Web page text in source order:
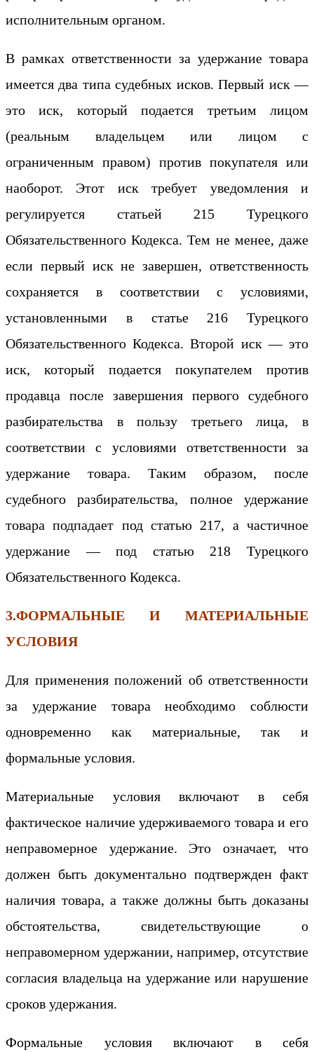
исполнительным органом.
В рамках ответственности за удержание товара
имеется два типа судебных исков. Первый иск —
это иск, который подается третьим лицом
(реальным владельцем или лицом с
ограниченным правом) против покупателя или
наоборот. Этот иск требует уведомления и
регулируется статьей 215 Турецкого
Обязательственного Кодекса. Тем не менее, даже
если первый иск не завершен, ответственность
сохраняется в соответствии с условиями,
установленными в статье 216 Турецкого
Обязательственного Кодекса. Второй иск — это
иск, который подается покупателем против
продавца после завершения первого судебного
разбирательства в пользу третьего лица, в
соответствии с условиями ответственности за
удержание товара. Таким образом, после
судебного разбирательства, полное удержание
товара подпадает под статью 217, а частичное
удержание — под статью 218 Турецкого
Обязательственного Кодекса.
3.ФОРМАЛЬНЫЕ И МАТЕРИАЛЬНЫЕ
УСЛОВИЯ
Для применения положений об ответственности
за удержание товара необходимо соблюсти
одновременно как материальные, так и
формальные условия.
Материальные условия включают в себя
фактическое наличие удерживаемого товара и его
неправомерное удержание. Это означает, что
должен быть документально подтвержден факт
наличия товара, а также должны быть доказаны
обстоятельства, свидетельствующие о
неправомерном удержании, например, отсутствие
согласия владельца на удержание или нарушение
сроков удержания.
Формальные условия включают в себя